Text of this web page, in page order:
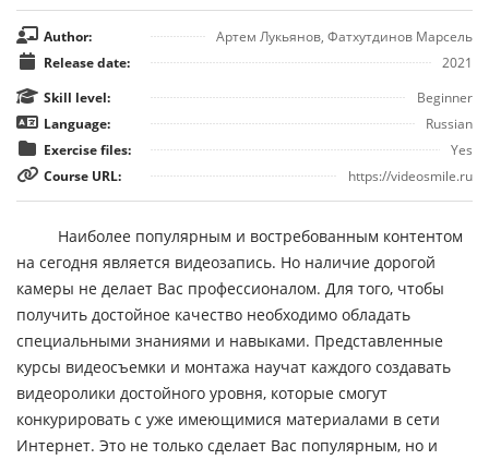
Author:
Артем Лукьянов, Фатхутдинов Марсель
Release date:
2021
Skill level:
Beginner
Language:
Russian
Exercise files:
Yes
Course URL:
https://videosmile.ru
Наиболее популярным и востребованным контентом
на сегодня является видеозапись. Но наличие дорогой
камеры не делает Вас профессионалом. Для того, чтобы
получить достойное качество необходимо обладать
специальными знаниями и навыками. Представленные
курсы видеосъемки и монтажа научат каждого создавать
видеоролики достойного уровня, которые смогут
конкурировать с уже имеющимися материалами в сети
Интернет. Это не только сделает Вас популярным, но и